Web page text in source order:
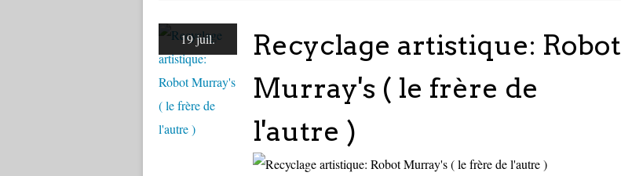
19 juil.
Recyclage artistique: Robot
Murray's ( le frère de
l'autre )